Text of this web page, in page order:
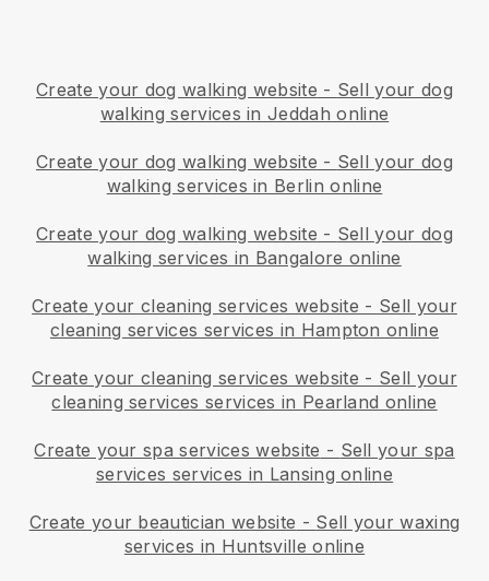
Create your dog walking website - Sell your dog
walking services in Jeddah online
Create your dog walking website - Sell your dog
walking services in Berlin online
Create your dog walking website - Sell your dog
walking services in Bangalore online
Create your cleaning services website - Sell your
cleaning services services in Hampton online
Create your cleaning services website - Sell your
cleaning services services in Pearland online
Create your spa services website - Sell your spa
services services in Lansing online
Create your beautician website - Sell your waxing
services in Huntsville online